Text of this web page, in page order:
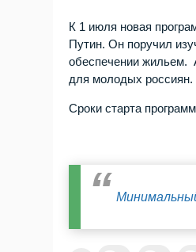
К 1 июля новая
Путин. Он поручил
обеспечении жильем.
для молодых россиян.
Сроки старта